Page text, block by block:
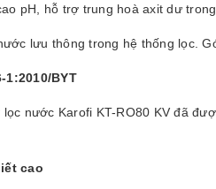
pH, hỗ trợ trung hoà axit dư
lưu thông trong hệ thống lọc.
BYT
nước Karofi KT-RO80 KV đã
cao